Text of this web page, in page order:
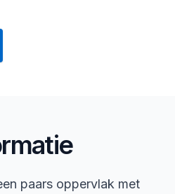
paars oppervlak met